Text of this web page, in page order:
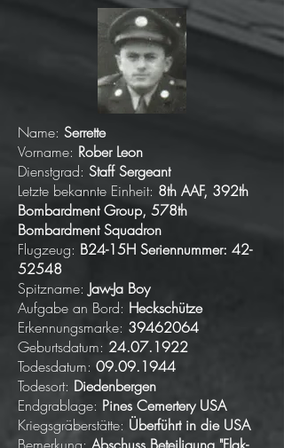
Name: Serrette
Vorname: Rober Leon
Dienstgrad: Staff Sergeant
Letzte bekannte Einheit: 8th AAF, 392th
Bombardment Group, 578th
Bombardment Squadron
Flugzeug: B24-15H Seriennummer: 42-
52548
Spitzname: Jaw-Ja Boy
Aufgabe an Bord: Heckschütze
Erkennungsmarke: 39462064
Geburtsdatum: 24.07.1922
Todesdatum: 09.09.1944
Todesort: Diedenbergen
Endgrablage: Pines Cemertery USA
Kriegsgräberstätte: Überführt in die USA